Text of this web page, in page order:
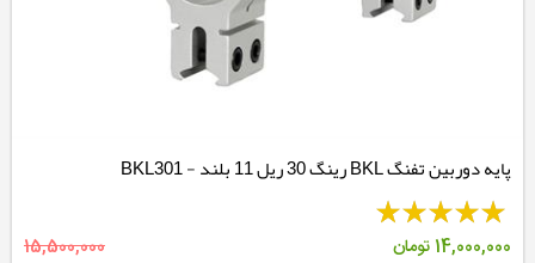
پایه دوربین تفنگ BKL رینگ 30 ریل 11 بلند - BKL301
14,000,000 تومان 15,500,000